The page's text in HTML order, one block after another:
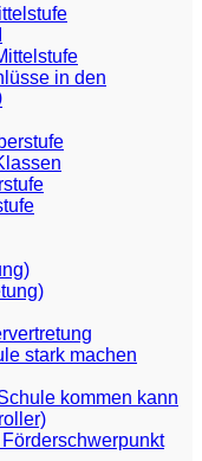
in den
stark machen
kommen kann